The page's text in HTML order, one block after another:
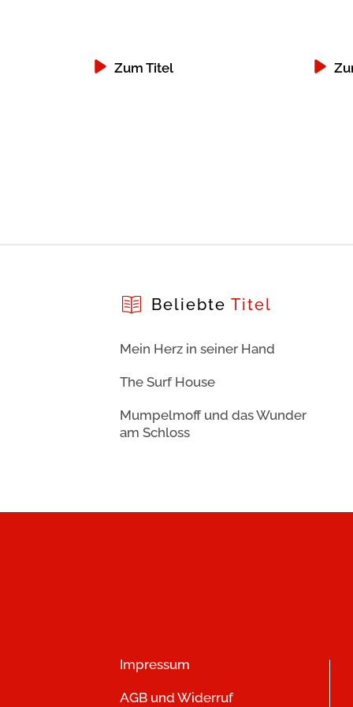
Zum Titel
Beliebte Titel
Mein Herz in seiner Hand
The Surf House
Mumpelmoff und das Wunder
am Schloss
Impressum
AGB und Widerruf